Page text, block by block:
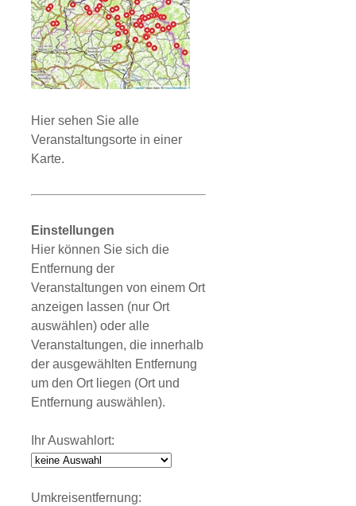
Hier sehen Sie alle
Veranstaltungsorte in einer
Karte.
Einstellungen
Hier können Sie sich die
Entfernung der
Veranstaltungen von einem Ort
anzeigen lassen (nur Ort
auswählen) oder alle
Veranstaltungen, die innerhalb
der ausgewählten Entfernung
um den Ort liegen (Ort und
Entfernung auswählen).
Ihr Auswahlort:
Umkreisentfernung: